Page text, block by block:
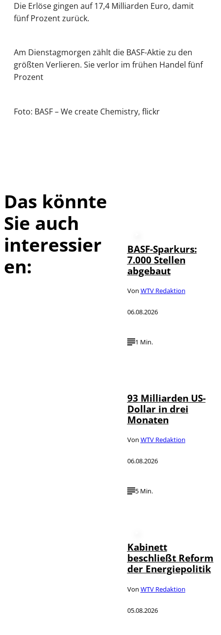
Die Erlöse gingen auf 17,4 Milliarden Euro, damit
fünf Prozent zurück.
Am Dienstagmorgen zählt die BASF-Aktie zu den
größten Verlieren. Sie verlor im frühen Handel fünf
Prozent
Foto: BASF – We create Chemistry, flickr
Das könnte
Sie auch
interessier
en:
BASF-Sparkurs:
7.000 Stellen
abgebaut
Von WTV Redaktion
06.08.2026
1 Min.
93 Milliarden US-
Dollar in drei
Monaten
Von WTV Redaktion
06.08.2026
5 Min.
Kabinett
beschließt Reform
der Energiepolitik
Von WTV Redaktion
05.08.2026